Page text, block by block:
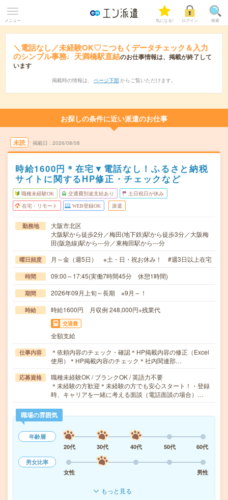
メニュー 気になる! ログイン 検索
＼電話なし／未経験OK♡こつもくデータチェック＆入力
のシンプル事務♩天満橋駅直結のお仕事情報は、掲載が終了して
います
掲載時の情報は、 ページ下部 からご覧いただけます。
お探しの条件に近い派遣のお仕事
未読 掲載日 2026/08/08
時給1600円＊在宅▼電話なし！ふるさと納税
サイトに関するHP修正・チェックなど
職種未経験OK 交通費別途支給あり 土日祝日が休み
在宅・リモート WEB登録OK 派遣
勤務地
大阪市北区
大阪駅から徒歩2分／梅田(地下鉄)駅から徒歩3分／大阪梅
田(阪急線)駅から---分／東梅田駅から---分
曜日頻度 月～金（週5日） ※土・日・祝お休み！ #週3日以上在宅
時間 09:00～17:45(実働7時間45分 休憩1時間)
期間 2026年09月上旬～長期 ※9月～！
時給 時給1600円 月収例 248,000円+残業代
交通費
全額支給
仕事内容
＊依頼内容のチェック・確認＊HP掲載内容の修正（Excel
使用）＊HP掲載内容のチェック＊社内関連部…
応募資格
職種未経験OK / ブランクOK / 英語力不要
＊未経験の方歓迎＊未経験の方でも安心スタート！・登録
時、キャリアを一緒に考える面談（電話面談の場合）…
職場の雰囲気
年齢層
20代
30代 40代 50代
60代
男女比率
女性
男性
もっと見る